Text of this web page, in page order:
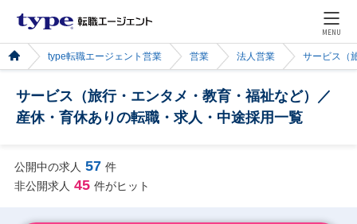
MENU
type転職エージェント営業 営業 法人営業 サービス（
サービス（旅行・エンタメ・教育・福祉など）／
産休・育休ありの転職・求人・中途採用一覧
公開中の求人 57 件
非公開求人 45 件がヒット